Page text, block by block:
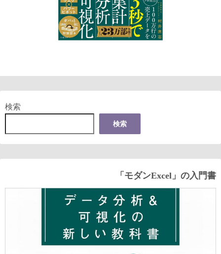
検索
検索
「モダンExcel」の入門書